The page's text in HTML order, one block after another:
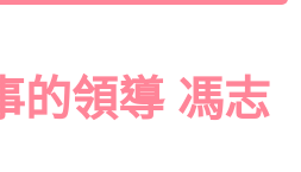
的領導 馮志